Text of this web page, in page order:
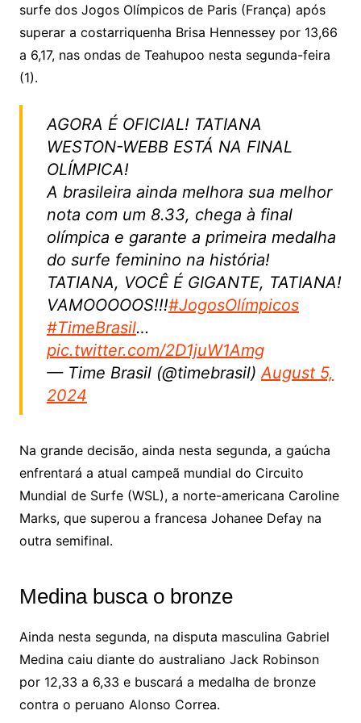
s
sr
g
e
c
o
m
M
ai
l
s
surfe dos Jogos Olímpicos de Paris (França) após
superar a costarriquenha Brisa Hennessey por 13,66
a 6,17, nas ondas de Teahupoo nesta segunda-feira
(1).
AGORA É OFICIAL! TATIANA
WESTON-WEBB ESTÁ NA FINAL
OLÍMPICA!
A brasileira ainda melhora sua melhor
nota com um 8.33, chega à final
olímpica e garante a primeira medalha
do surfe feminino na história!
TATIANA, VOCÊ É GIGANTE, TATIANA!
VAMOOOOOS!!!#JogosOlímpicos
#TimeBrasil…
pic.twitter.com/2D1juW1Amg
— Time Brasil (@timebrasil)August 5,
2024
Na grande decisão, ainda nesta segunda, a gaúcha
enfrentará a atual campeã mundial do Circuito
Mundial de Surfe (WSL), a norte-americana Caroline
Marks, que superou a francesa Johanee Defay na
outra semifinal.
Medina busca o bronze
Ainda nesta segunda, na disputa masculina Gabriel
Medina caiu diante do australiano Jack Robinson
por 12,33 a 6,33 e buscará a medalha de bronze
contra o peruano Alonso Correa.